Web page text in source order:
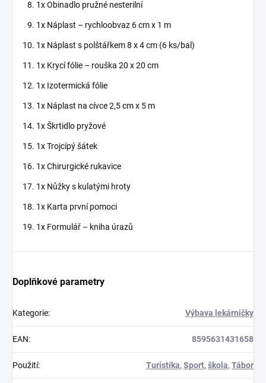
1x Obinadlo pružné nesterilní
1x Náplast – rychloobvaz 6 cm x 1 m
1x Náplast s polštářkem 8 x 4 cm (6 ks/bal)
1x Krycí fólie – rouška 20 x 20 cm
1x Izotermická fólie
1x Náplast na cívce 2,5 cm x 5 m
1x Škrtidlo pryžové
1x Trojcípý šátek
1x Chirurgické rukavice
1x Nůžky s kulatými hroty
1x Karta první pomoci
1x Formulář – kniha úrazů
Doplňkové parametry
Kategorie: Výbava lekárničky
EAN: 8595631431658
Použití: Turistika,Sport,škola,Tábor